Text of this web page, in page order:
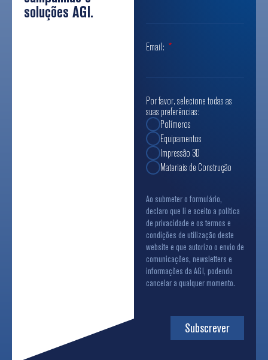
soluções AGI.
Email:
Por favor, selecione todas as
suas preferências:
Polímeros
Equipamentos
Impressão 3D
Materiais de Construção
Ao submeter o formulário,
declaro que li e aceito a política
de privacidade e os termos e
condições de utilização deste
website e que autorizo o envio de
comunicações, newsletters e
informações da AGI, podendo
cancelar a qualquer momento.
Subscrever